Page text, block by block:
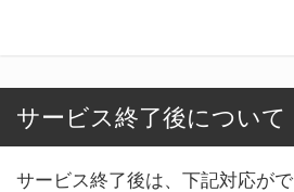
サービス終了後について
サービス終了後は、下記対応がで